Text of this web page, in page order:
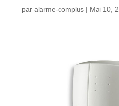
par alarme-complus| Mai 10,